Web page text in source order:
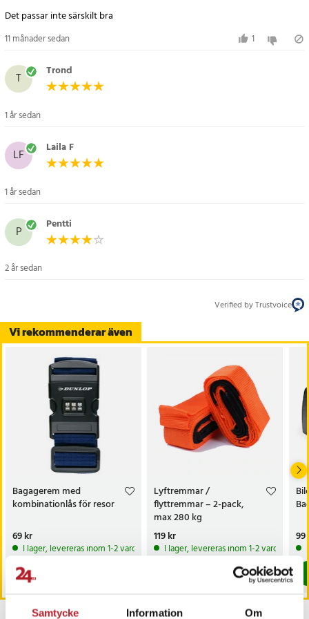
Samtycke Information Om
- Material: Väv
- Funktion: Breddad säkerhetsbälte
- Humaniserad informationskortdesign
- Passar resväskor under 32 tum
- Mjuk och slitstark med stark bärkapacitet
- Vikt: cirka 200 gram
Artikelnummer
Vi rekommenderar även
Bagagerem med
kombinationlås för resor
Pris:
69 kr
I lager, levereras inom 1-2 vardagar
Lyftremmar /
flyttremmar – 2-pack,
max 280 kg
Pris:119 kr
119 kr
I lager, levereras inom 1-2 vardagar
99
Det passar inte särskilt bra
11 månader sedan 1
T Trond
1 år sedan
LF Laila F
1 år sedan
P Pentti
2 år sedan
Verified by Trustvoice